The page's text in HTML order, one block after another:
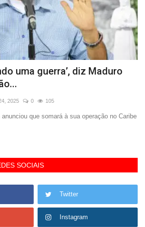
uma guerra’, diz Maduro
2025 0 105
que somará à sua operação no Caribe
SOCIAIS
Twitter
Instagram